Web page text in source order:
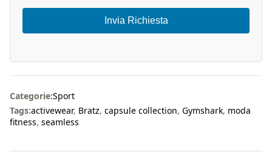
Invia Richiesta
Categorie:Sport
Tags:activewear, Bratz, capsule collection, Gymshark, moda
fitness, seamless